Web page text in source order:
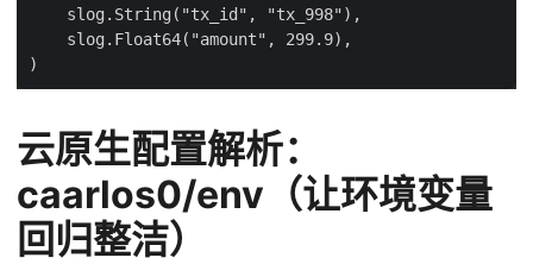
云原生配置解析：
caarlos0/env（让环境变量
回归整洁）